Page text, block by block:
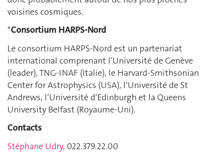
voisines cosmiques.
*Consortium HARPS-Nord
Le consortium HARPS-Nord est un partenariat
international comprenant l’Université de Genève
(leader), TNG-INAF (Italie), le Harvard-Smithsonian
Center for Astrophysics (USA), l’Université de St
Andrews, l’Université d’Edinburgh et la Queens
University Belfast (Royaume-Uni).
Contacts
Stéphane Udry, 022.379.22.00